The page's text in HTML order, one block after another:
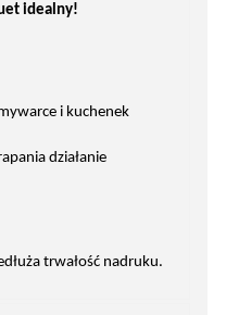
idealny!
i kuchenek
działanie
trwałość nadruku.